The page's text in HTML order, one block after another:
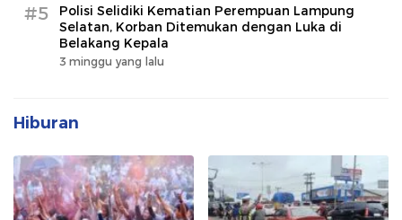
#5
Polisi Selidiki Kematian Perempuan Lampung
Selatan, Korban Ditemukan dengan Luka di
Belakang Kepala
3 minggu yang lalu
Hiburan